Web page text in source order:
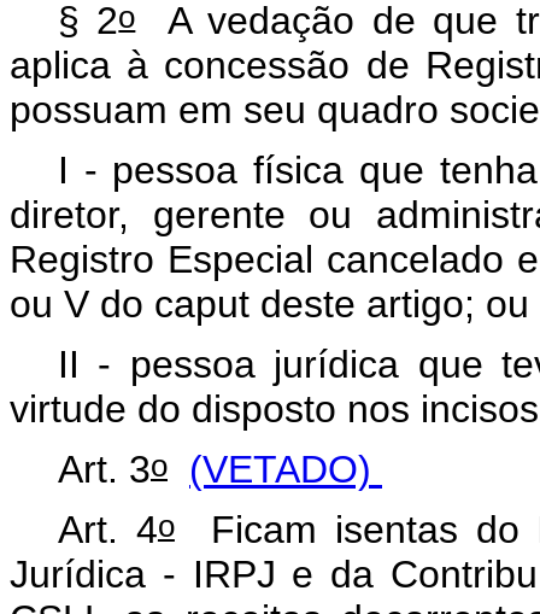
§ 2oA vedação de que
aplica à concessão de
possuam em seu quadro
I - pessoa física que
diretor, gerente ou
Registro Especial cancelado
ou V do caput deste artigo; ou
II - pessoa jurídica que
virtude do disposto nos
Art. 3o
(VETADO)
Art. 4oFicam isentas do
Jurídica - IRPJ e da